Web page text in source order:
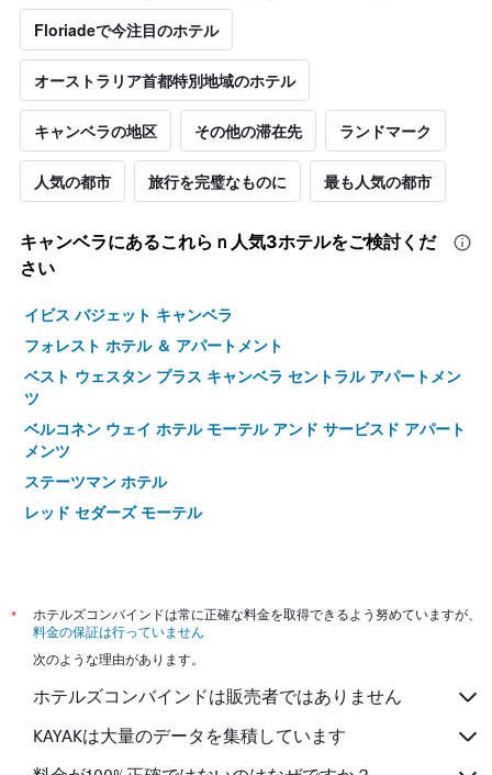
Floriadeで今注目のホテル
オーストラリア首都特別地域のホテル
キャンベラの地区 その他の滞在先 ランドマーク
人気の都市 旅行を完璧なものに 最も人気の都市
キャンベラ​にあるこれらｎ人気3ホテルをご検討くだ
さい
イビス バジェット キャンベラ
フォレスト ホテル ＆ アパートメント
ベスト ウェスタン プラス キャンベラ セントラル アパートメン
ツ
ベルコネン ウェイ ホテル モーテル アンド サービスド アパート
メンツ
ステーツマン ホテル
レッド セダーズ モーテル
*
ホテルズコンバインドは常に正確な料金を取得できるよう努めていますが、
料金の保証は行っていません
次のような理由があります。
ホテルズコンバインドは販売者ではありません
KAYAKは大量のデータを集積しています